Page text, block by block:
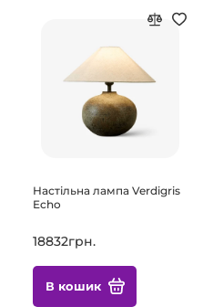
Настільна лампа Verdigris
Echo
18832грн.
В кошик